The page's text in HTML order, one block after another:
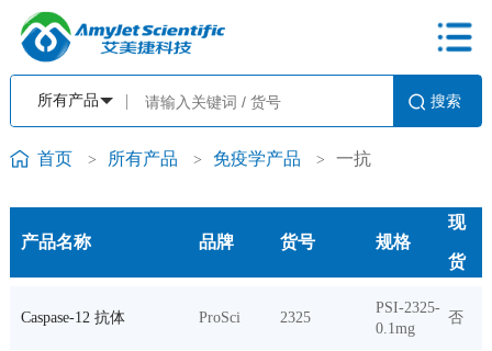
首页 > 所有产品 > 免疫学产品 > 一抗
产品名称 品牌 货号 规格
现
货
Caspase-12 抗体 ProSci 2325
PSI-2325-
0.1mg
否